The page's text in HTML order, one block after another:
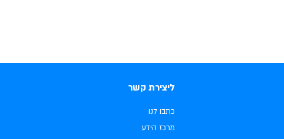
ליצירת קשר
כתבו לנו
מרכז הידע